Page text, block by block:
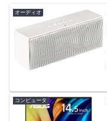
オーディオ
コンピュータ